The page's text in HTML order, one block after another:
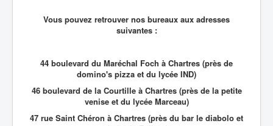
Vous pouvez retrouver nos bureaux aux adresses
suivantes :
44 boulevard du Maréchal Foch à Chartres (près de
domino's pizza et du lycée IND)
46 boulevard de la Courtille à Chartres (près de la petite
venise et du lycée Marceau)
47 rue Saint Chéron à Chartres (près du bar le diabolo et